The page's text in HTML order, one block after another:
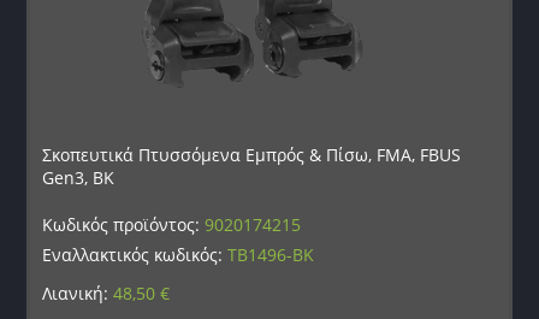
Σκοπευτικά Πτυσσόμενα Εμπρός & Πίσω, FMA, FBUS
Gen3, BK
Κωδικός προϊόντος:9020174215
Εναλλακτικός κωδικός:TB1496-BK
Λιανική:48,50€